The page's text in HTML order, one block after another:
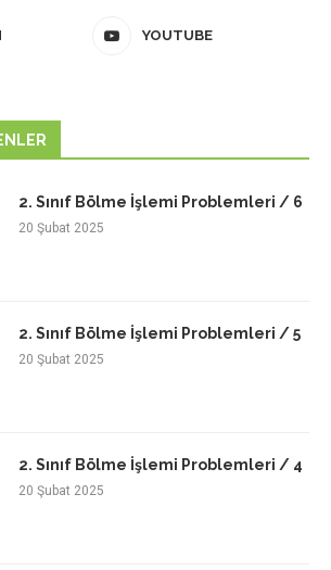
YOUTUBE
2. Sınıf Bölme İşlemi Problemleri / 6
20 Şubat 2025
2. Sınıf Bölme İşlemi Problemleri / 5
20 Şubat 2025
2. Sınıf Bölme İşlemi Problemleri / 4
20 Şubat 2025